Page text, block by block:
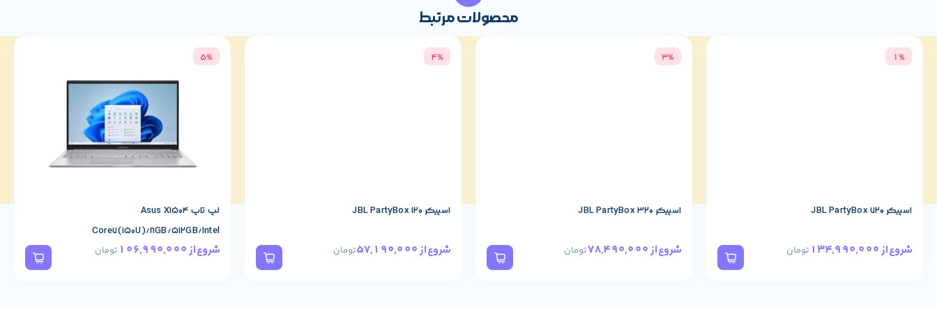
محصولات مرتبط
اسپیکر JBL PartyBox 720
شروع از134,990,000 تومان
1%
اسپیکر JBL PartyBox 320
شروع از78,490,000 تومان
3%
اسپیکر JBL PartyBox 120
شروع از57,190,000 تومان
4%
لپ تاپ Asus X1504
Core7(150U)/8GB/512GB/Intel
شروع از106,990,000 تومان
5%